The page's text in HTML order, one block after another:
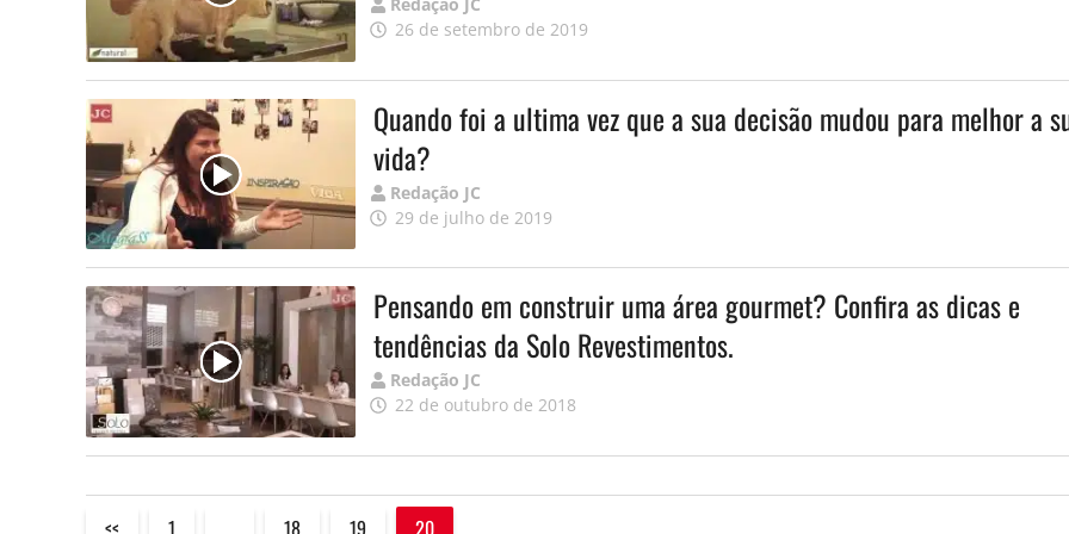
por
26 de setembro de 2019
Quando foi a ultima vez que a sua decisão mudou para melhor a
vida?
Publicado
por
Redação JC
29 de julho de 2019
Pensando em construir uma área gourmet? Confira as dicas e
tendências da Solo Revestimentos.
Publicado
por
Redação JC
22 de outubro de 2018
<< 1 18 19 20